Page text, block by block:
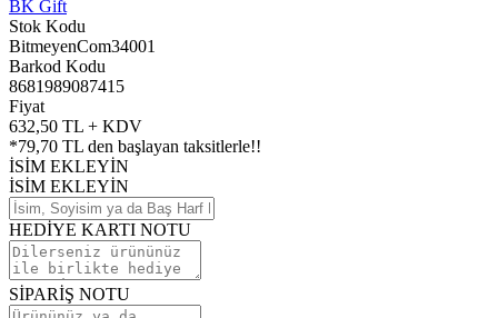
BK Gift
Stok Kodu
BitmeyenCom34001
Barkod Kodu
8681989087415
Fiyat
632,50 TL + KDV
*79,70 TL den başlayan taksitlerle!!
İSİM EKLEYİN
İSİM EKLEYİN
HEDİYE KARTI NOTU
SİPARİŞ NOTU